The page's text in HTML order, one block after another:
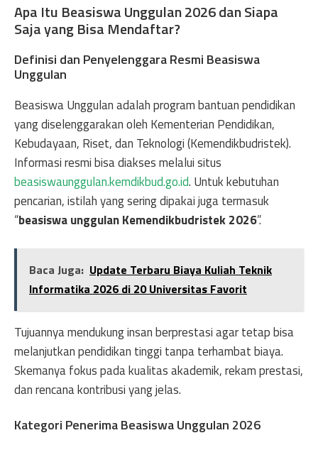
Apa Itu Beasiswa Unggulan 2026 dan Siapa
Saja yang Bisa Mendaftar?
Definisi dan Penyelenggara Resmi Beasiswa
Unggulan
Beasiswa Unggulan adalah program bantuan pendidikan
yang diselenggarakan oleh Kementerian Pendidikan,
Kebudayaan, Riset, dan Teknologi (Kemendikbudristek).
Informasi resmi bisa diakses melalui situs
beasiswaunggulan.kemdikbud.go.id. Untuk kebutuhan
pencarian, istilah yang sering dipakai juga termasuk
“beasiswa unggulan Kemendikbudristek 2026”.
Baca Juga: Update Terbaru Biaya Kuliah Teknik
Informatika 2026 di 20 Universitas Favorit
Tujuannya mendukung insan berprestasi agar tetap bisa
melanjutkan pendidikan tinggi tanpa terhambat biaya.
Skemanya fokus pada kualitas akademik, rekam prestasi,
dan rencana kontribusi yang jelas.
Kategori Penerima Beasiswa Unggulan 2026